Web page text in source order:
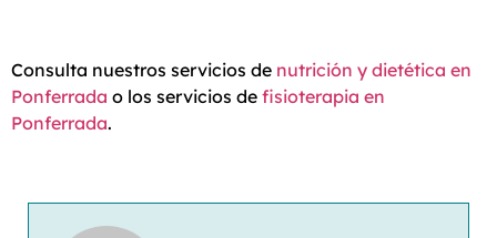
Consulta nuestros servicios de nutrición y dietética en
Ponferrada o los servicios de fisioterapia en
Ponferrada.